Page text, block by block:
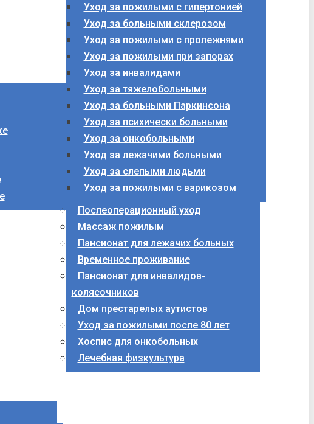
Уход за пожилыми с гипертонией
Уход за больными склерозом
Уход за пожилыми с пролежнями
Уход за пожилыми при запорах
Уход за инвалидами
Уход за тяжелобольными
Уход за больными Паркинсона
Уход за психически больными
Уход за онкобольными
Уход за лежачими больными
Уход за слепыми людьми
Уход за пожилыми с варикозом
Послеоперационный уход
Массаж пожилым
Пансионат для лежачих больных
Временное проживание
Пансионат для инвалидов-
колясочников
Дом престарелых аутистов
Уход за пожилыми после 80 лет
Хоспис для онкобольных
Лечебная физкультура